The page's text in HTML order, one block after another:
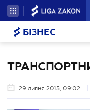
БІЗНЕС
29 липня 2015, 09:02